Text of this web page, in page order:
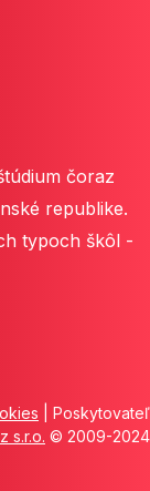
čoraz
republike.
typoch škôl -
| Poskytovateľ
s.r.o. © 2009-2024